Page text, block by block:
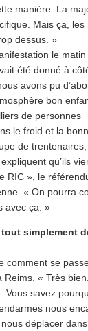
manière. La
Mais ça, les
dessus. »
le matin
été donné à
avons pu
bon
de personnes
le froid et la
de
qu’ils
RIC », le
« On pourra
avec ça. »
simplement
comment se
Reims. « Très
Vous savez
nous
déplacer dans